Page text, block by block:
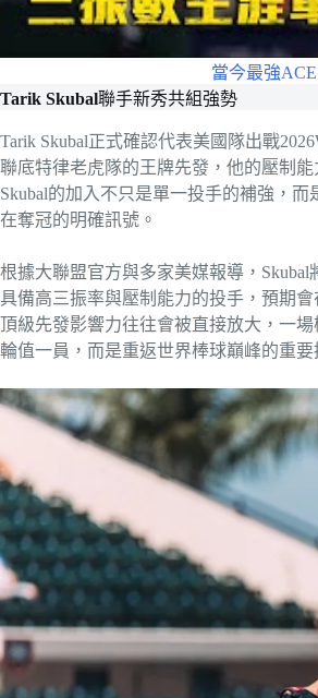
當今最強
Tarik Skubal聯手新秀共組強勢
Tarik Skubal正式確認代表美國隊出戰
聯底特律老虎隊的王牌先發，他的壓制
Skubal的加入不只是單一投手的補強，
在奪冠的明確訊號。
根據大聯盟官方與多家美媒報導，
具備高三振率與壓制能力的投手，預期
頂級先發影響力往往會被直接放大，一
輪值一員，而是重返世界棒球巔峰的重要